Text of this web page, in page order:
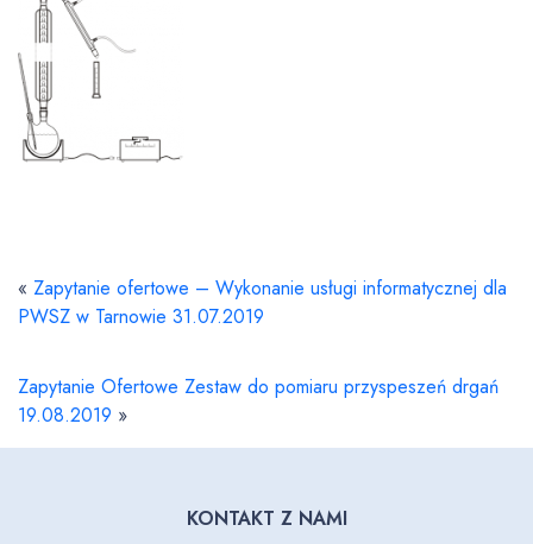
« Zapytanie ofertowe – Wykonanie usługi informatycznej dla
PWSZ w Tarnowie 31.07.2019
Zapytanie Ofertowe Zestaw do pomiaru przyspeszeń drgań
19.08.2019 »
KONTAKT Z NAMI